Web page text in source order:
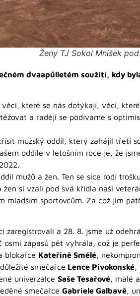
Ženy TJ Sokol Mníšek
dvaapůlletém soužití, kdy
věci, které se nás dotýkají, věci,
a raději se podíváme s
mužský oddíl, který zahájil třetí
oddíle v letošním roce je, že
mužů a žen. Ten se sice rodí
žen si vzali pod svá křídla naši
mladším sportovcům. Za což jim
zaregistrovali a 28. 8. jsme už
osmi zápasů pět vyhrála, což je
blokařce Kateřině Smělé,
smečařce Lence Pivokonské,
univerzálce Saše Tesařové, malé
smečařce Gabriele Galbavě,